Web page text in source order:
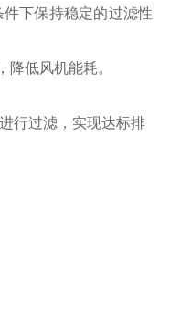
下保持稳定的过滤性
低风机能耗。
行过滤，实现达标排